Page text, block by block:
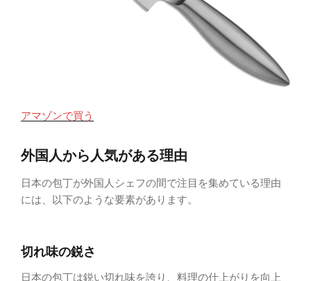
アマゾンで買う
外国人から人気がある理由
日本の包丁が外国人シェフの間で注目を集めている理由
には、以下のような要素があります。
切れ味の鋭さ
日本の包丁は鋭い切れ味を誇り、料理の仕上がりを向上